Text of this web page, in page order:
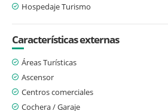
Hospedaje Turismo
Características externas
Áreas Turísticas
Ascensor
Centros comerciales
Cochera / Garaje